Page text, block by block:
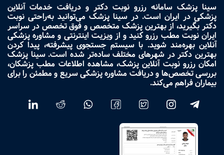
سینا پزشک سامانه رزرو نوبت دکتر و دریافت خدمات آنلاین
پزشکی در ایران است. در سینا پزشک می‌توانید به‌راحتی نوبت
دکتر بگیرید، از بهترین پزشک متخصص و فوق تخصص در سراسر
ایران نوبت مطب رزرو کنید و از ویزیت اینترنتی و مشاوره پزشکی
آنلاین بهره‌مند شوید. با سیستم جستجوی پیشرفته، پیدا کردن
بهترین دکتر در شهرهای مختلف ساده‌تر شده است. سینا پزشک
امکان رزرو نوبت آنلاین پزشک، مشاهده اطلاعات مطب پزشکان،
بررسی تخصص‌ها و دریافت مشاوره پزشکی سریع و مطمئن را برای
بیماران فراهم می‌کند.